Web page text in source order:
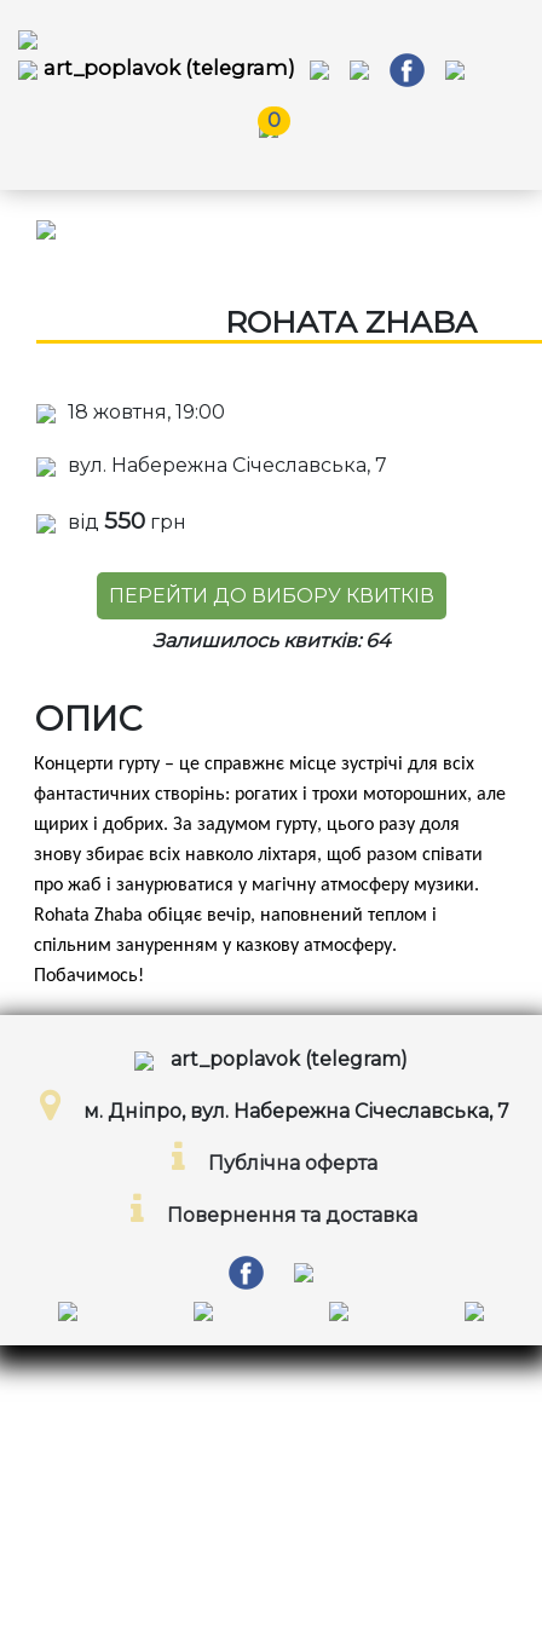
art_poplavok (telegram)
0
ROHATA ZHABA
18 жовтня, 19:00
вул. Набережна Січеславська, 7
від 550 грн
ПЕРЕЙТИ ДО ВИБОРУ КВИТКІВ
Залишилось квитків: 64
ОПИС
Концерти гурту – це справжнє місце зустрічі для всіх
фантастичних створінь: рогатих і трохи моторошних, але
щирих і добрих. За задумом гурту, цього разу доля
знову збирає всіх навколо ліхтаря, щоб разом співати
про жаб і занурюватися у магічну атмосферу музики.
Rohata Zhaba обіцяє вечір, наповнений теплом і
спільним зануренням у казкову атмосферу.
Побачимось!
art_poplavok (telegram)
м. Дніпро, вул. Набережна Січеславська, 7
Публічна оферта
Повернення та доставка